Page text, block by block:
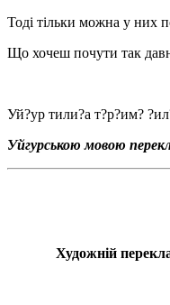
Тоді тільки можна у них
Що хочеш почути так
Уй?ур тили?а т?р?им?
Уйгурською мовою
Художній